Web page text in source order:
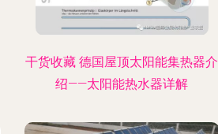
干货收藏 德国屋顶太阳能集热器介
绍——太阳能热水器详解